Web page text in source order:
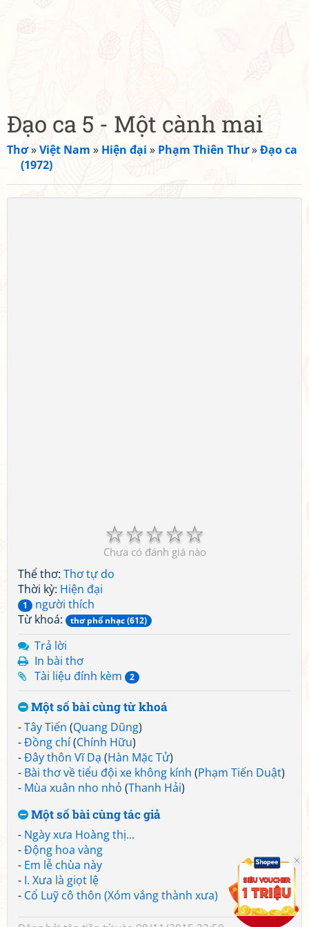
Đạo ca 5 - Một cành mai
Thơ»Việt Nam » Hiện đại » Phạm Thiên Thư»Đạo ca
(1972)
☆
☆
☆
☆
☆
Chưa có đánh giá nào
Thể thơ: Thơ tự do
Thời kỳ: Hiện đại
1
người thích
Từ khoá:
thơ phổ nhạc (612)
Trả lời
In bài thơ
Tài liệu đính kèm
2
Một số bài cùng từ khoá
-Tây Tiến (Quang Dũng)
-Đồng chí(Chính Hữu)
-Đây thôn Vĩ Dạ (Hàn Mặc Tử)
- Bài thơ về tiểu đội xe không kính (Phạm Tiến Duật)
- Mùa xuân nho nhỏ (Thanh Hải)
Một số bài cùng tác giả
- Ngày xưa Hoàng thị...
-Động hoa vàng
- Em lễ chùa này
- I. Xưa là giọt lệ
- Cổ Luỹ cô thôn (Xóm vắng thành xưa)